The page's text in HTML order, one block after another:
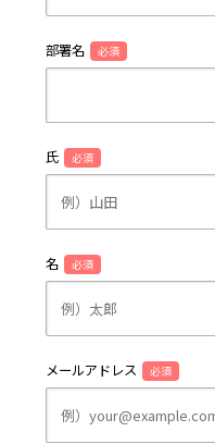
部署名 必須
氏 必須
名 必須
メールアドレス 必須